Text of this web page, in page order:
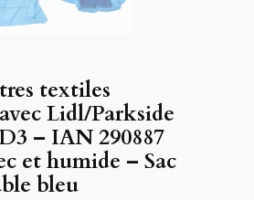
textiles
Lidl/Parkside
– IAN 290887
et humide – Sac
bleu